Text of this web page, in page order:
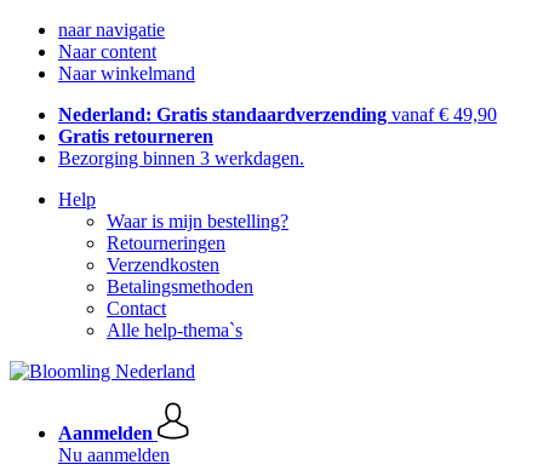
naar navigatie
Naar content
Naar winkelmand
Nederland: Gratis standaardverzending vanaf € 49,90
Gratis retourneren
Bezorging binnen 3 werkdagen.
Help
Waar is mijn bestelling?
Retourneringen
Verzendkosten
Betalingsmethoden
Contact
Alle help-thema`s
Aanmelden
Nu aanmelden